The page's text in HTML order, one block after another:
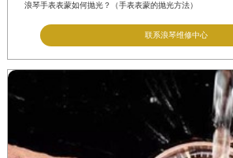
浪琴手表表蒙如何抛光？（手表表蒙的抛光方法）
联系浪琴维修中心